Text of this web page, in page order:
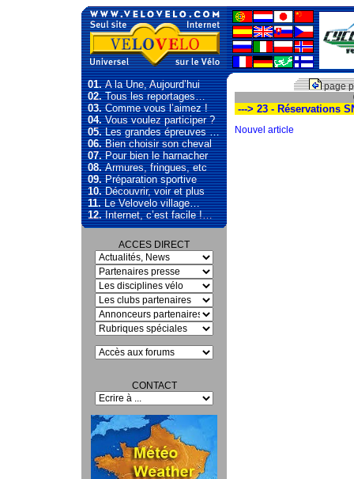
01.A la Une, Aujourd’hui
02.Tous les reportages…
03.Comme vous l’aimez !
04.Vous voulez participer ?
05.Les grandes épreuves …
06.Bien choisir son cheval
07.Pour bien le harnacher
08.Armures, fringues, etc
09.Préparation sportive
10.Découvrir, voir et plus
11.Le Velovelo village…
12.Internet, c’est facile !…
ACCES DIRECT
CONTACT
page
---> 23 - Réservations
Nouvel article